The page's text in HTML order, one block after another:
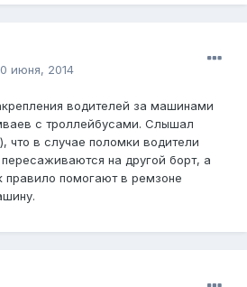
июня, 2014
водителей за машинами
с троллейбусами. Слышал
что в случае поломки водители
на другой борт, а
правило помогают в ремзоне